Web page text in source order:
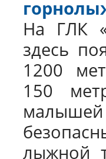
На ГЛК
здесь
1200
150
лыжной